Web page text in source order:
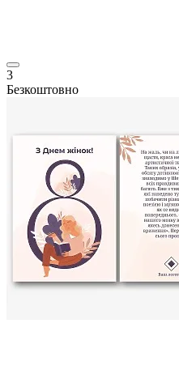
3
Безкоштовно